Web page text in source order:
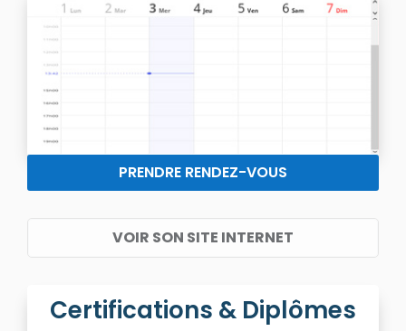
PRENDRE RENDEZ-VOUS
VOIR SON SITE INTERNET
Certifications & Diplômes